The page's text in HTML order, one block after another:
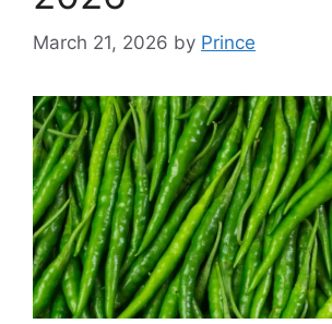
March 21, 2026 by Prince